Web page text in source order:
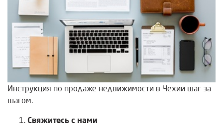
Инструкция по продаже недвижимости в Чехии шаг за
шагом.
Свяжитесь с нами